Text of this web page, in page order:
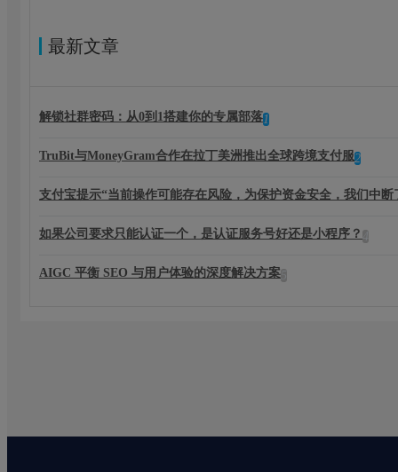
最新文章
1
解锁社群密码：从0到1搭建你的专属部落
2
TruBit与MoneyGram合作在拉丁美洲推出全球跨境支付服
支付宝提示“当前操作可能存在风险，为保护资金安全，我们中断
如果公司要求只能认证一个，是认证服务号好还是小程序？
AIGC 平衡 SEO 与用户体验的深度解决方案